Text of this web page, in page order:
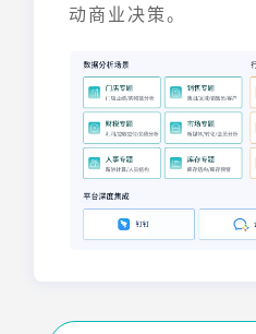
动商业决策。